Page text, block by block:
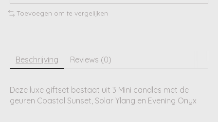
Toevoegen om te vergelijken
Beschrijving Reviews (0)
Deze luxe giftset bestaat uit 3 Mini candles met de
geuren Coastal Sunset, Solar Ylang en Evening Onyx